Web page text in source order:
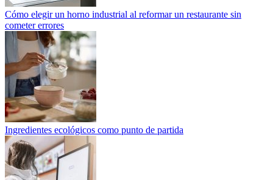
Cómo elegir un horno industrial al reformar un restaurante sin
cometer errores
Ingredientes ecológicos como punto de partida